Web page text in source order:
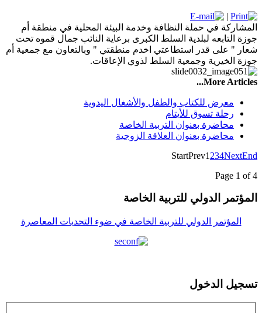
|
المشاركة في حملة النظافة وخدمة البيئة المحلية في منطقة أم
جوزة التابعه لبلدية السلط الكبرى برعاية النائب جمال قموه تحت
شعار " على قدر استطاعتي اخدم منطقتي " وبالتعاون مع جمعية أم
جوزة الخيرية وجمعية السلط لذوي الإعاقات.
More Articles...
معرض للكتاب والطفل والأشغال اليدوية
رحلة تسوق للأيتام
محاضرة بعنوان التربية الخاصة
محاضرة بعنوان العلاقة الزوجية
StartPrev1 234NextEnd
Page 1 of 4
المؤتمر الدولي للتربیة الخاصة
المؤتمر الدولي للتربیة الخاصة في ضوء التحدیات المعاصرة
تسجيل الدخول